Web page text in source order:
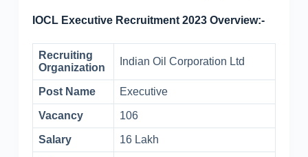
IOCL Executive Recruitment 2023 Overview:-
Recruiting
Organization
Indian Oil Corporation Ltd
Post Name Executive
Vacancy 106
Salary 16 Lakh